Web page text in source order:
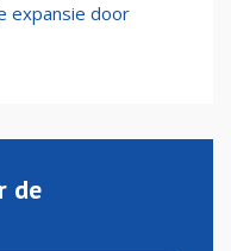
expansie door
de